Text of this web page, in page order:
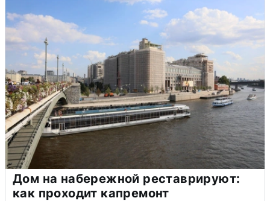
Дом на набережной реставрируют:
как проходит капремонт